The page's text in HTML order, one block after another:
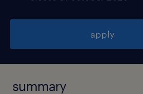
apply
summary